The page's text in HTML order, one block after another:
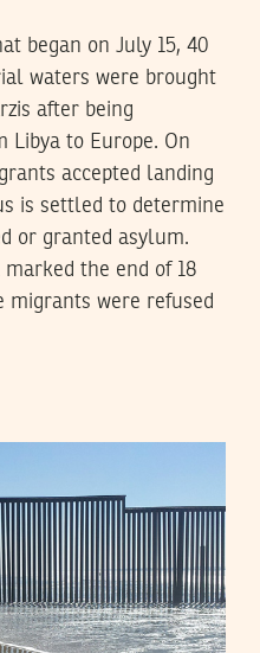
began on July 15, 40
waters were brought
after being
Libya to Europe. On
accepted landing
is settled to determine
or granted asylum.
the end of 18
migrants were refused